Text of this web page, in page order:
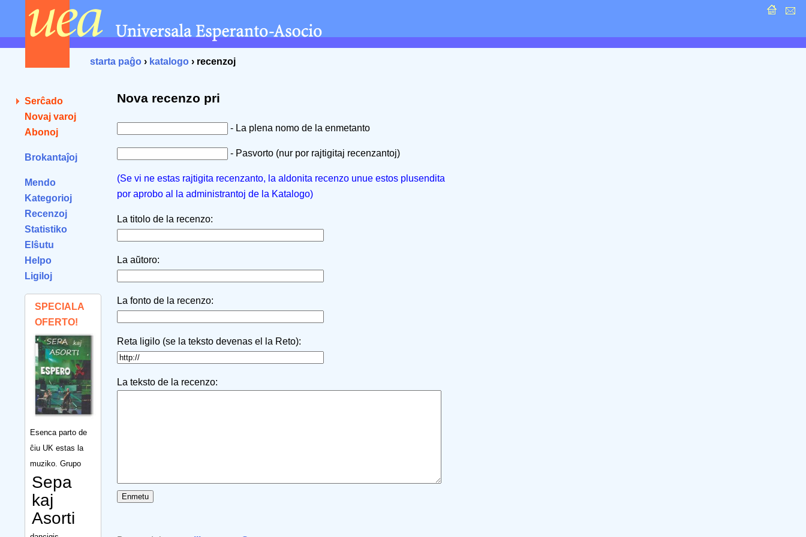
starta paĝo › katalogo › recenzoj
Serĉado
Novaj varoj
Abonoj
Brokantaĵoj
Mendo
Kategorioj
Recenzoj
Statistiko
Elŝutu
Helpo
Ligiloj
SPECIALA
OFERTO!
Esenca parto de
ĉiu UK estas la
muziko. Grupo
Sepa
kaj
Asorti
Nova recenzo pri
- La plena nomo de la enmetanto
- Pasvorto (nur por rajtigitaj recenzantoj)
(Se vi ne estas rajtigita recenzanto, la aldonita recenzo unue estos plusendita
por aprobo al la administrantoj de la Katalogo)
La titolo de la recenzo:
La aŭtoro:
La fonto de la recenzo:
Reta ligilo (se la teksto devenas el la Reto):
La teksto de la recenzo: